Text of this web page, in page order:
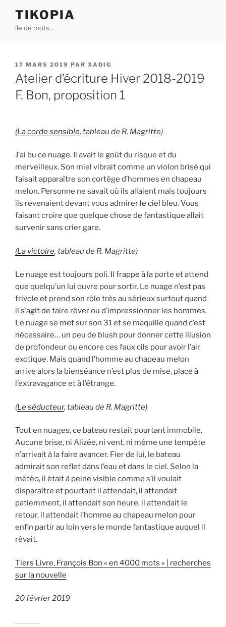
contenu
TIKOPIA
île de mots…
PUBLIÉ
LE
17 MARS 2019 PAR XADIG
Atelier d’écriture Hiver 2018-2019
F. Bon, proposition 1
(La corde sensible, tableau de R. Magritte)
J’ai bu ce nuage. Il avait le goût du risque et du
merveilleux. Son miel vibrait comme un violon brisé qui
faisait apparaître son cortège d’hommes en chapeau
melon. Personne ne savait où ils allaient mais toujours
ils revenaient devant vous admirer le ciel bleu. Vous
faisant croire que quelque chose de fantastique allait
survenir sans crier gare.
(La victoire, tableau de R. Magritte)
Le nuage est toujours poli. Il frappe à la porte et attend
que quelqu’un lui ouvre pour sortir. Le nuage n’est pas
frivole et prend son rôle très au sérieux surtout quand
il s’agit de faire rêver ou d’impressionner les hommes.
Le nuage se met sur son 31 et se maquille quand c’est
nécessaire… un peu de blush pour donner cette illusion
de profondeur ou encore ces faux cils pour avoir l’air
exotique. Mais quand l’homme au chapeau melon
arrive alors la bienséance n’est plus de mise, place à
l’extravagance et à l’étrange.
(Le séducteur, tableau de R. Magritte)
Tout en nuages, ce bateau restait pourtant immobile.
Aucune brise, ni Alizée, ni vent, ni même une tempête
n’arrivait à la faire avancer. Fier de lui, le bateau
admirait son reflet dans l’eau et dans le ciel. Selon la
météo, il était à peine visible comme s’il voulait
disparaître et pourtant il attendait, il attendait
patiemment, il attendait son heure, il attendait le
retour, il attendait l’homme au chapeau melon pour
enfin partir au loin vers le monde fantastique auquel il
rêvait.
Tiers Livre, François Bon « en 4000 mots » | recherches
sur la nouvelle
20 février 2019